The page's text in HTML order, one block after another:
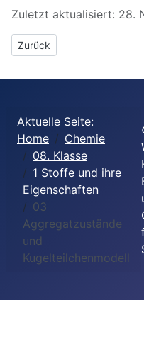
Zuletzt aktualisiert: 28.
Vorheriger Beitrag: 02
Zurück
Aktuelle Seite:
Home
Chemie
08. Klasse
1 Stoffe und ihre
Eigenschaften
03
Aggregatzustände
und
Kugelteilchenmodell